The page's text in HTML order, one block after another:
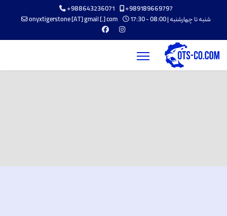
+988643236071
+989189669797
onyxtigerstone [AT] gmail [.] com
شنبه تا چهارشنبه | 08:00 - 17:30